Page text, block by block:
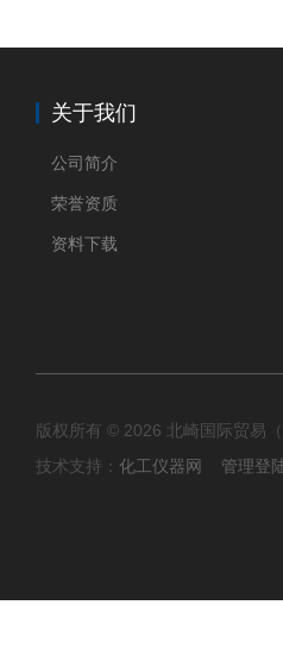
关于我们
公司简介
荣誉资质
资料下载
版权所有 © 2026 北崎国际贸易
技术支持： 化工仪器网 管理登